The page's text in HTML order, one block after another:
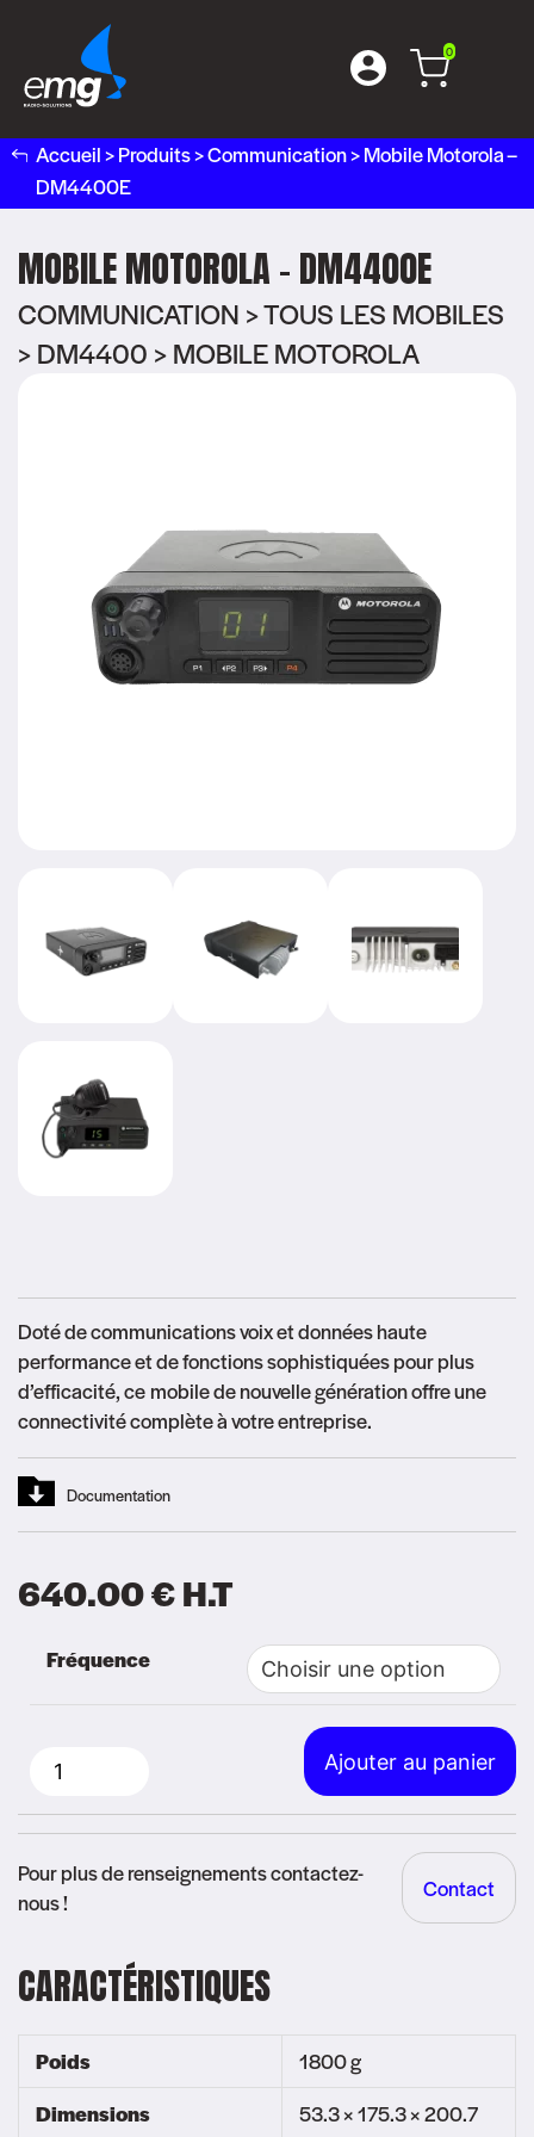
0
Accueil>Produits>Communication>Mobile Motorola –
DM4400E
MOBILE MOTOROLA – DM4400E
COMMUNICATION > TOUS LES MOBILES
> DM4400 > MOBILE MOTOROLA
Doté de communications voix et données haute
performance et de fonctions sophistiquées pour plus
d’efficacité, ce mobile de nouvelle génération offre une
connectivité complète à votre entreprise.
Documentation
640.00€H.T
Fréquence
quantité
de
Mobile
Motorola
Ajouter au panier
Alternative:
Pour plus de renseignements contactez-
nous !
Contact
CARACTÉRISTIQUES
Poids
1800 g
Dimensions
53.3 × 175.3 × 200.7